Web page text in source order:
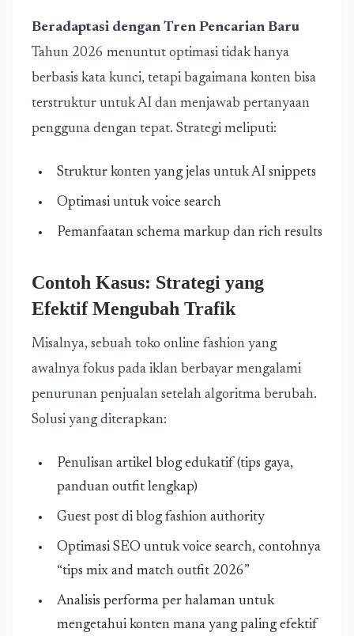
Beradaptasi dengan Tren Pencarian Baru
Tahun 2026 menuntut optimasi tidak hanya
berbasis kata kunci, tetapi bagaimana konten bisa
terstruktur untuk AI dan menjawab pertanyaan
pengguna dengan tepat. Strategi meliputi:
Struktur konten yang jelas untuk AI snippets
Optimasi untuk voice search
Pemanfaatan schema markup dan rich results
Contoh Kasus: Strategi yang
Efektif Mengubah Trafik
Misalnya, sebuah toko online fashion yang
awalnya fokus pada iklan berbayar mengalami
penurunan penjualan setelah algoritma berubah.
Solusi yang diterapkan:
Penulisan artikel blog edukatif (tips gaya,
panduan outfit lengkap)
Guest post di blog fashion authority
Optimasi SEO untuk voice search, contohnya
“tips mix and match outfit 2026”
Analisis performa per halaman untuk
mengetahui konten mana yang paling efektif